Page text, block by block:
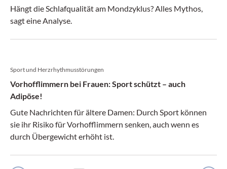
Hängt die Schlafqualität am Mondzyklus? Alles Mythos,
sagt eine Analyse.
Sport und Herzrhythmusstörungen
Vorhofflimmern bei Frauen: Sport schützt – auch
Adipöse!
Gute Nachrichten für ältere Damen: Durch Sport können
sie ihr Risiko für Vorhofflimmern senken, auch wenn es
durch Übergewicht erhöht ist.